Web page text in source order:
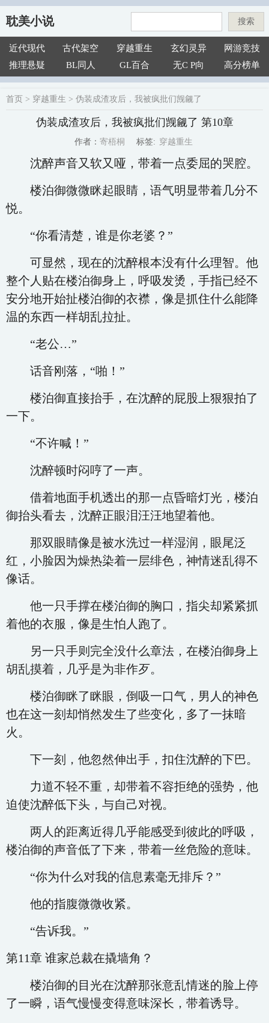
耽美小说 搜索
近代现代 古代架空 穿越重生 玄幻灵异
网游竞技
推理悬疑
BL同人 GL百合 无C P向 高分榜单
首页 > 穿越重生 > 伪装成渣攻后，我被疯批们觊觎了
伪装成渣攻后，我被疯批们觊觎了 第10章
作者： 寄梧桐 标签: 穿越重生
沈醉声音又软又哑，带着一点委屈的哭腔。
楼泊御微微眯起眼睛，语气明显带着几分不
悦。
“你看清楚，谁是你老婆？”
可显然，现在的沈醉根本没有什么理智。他
整个人贴在楼泊御身上，呼吸发烫，手指已经不
安分地开始扯楼泊御的衣襟，像是抓住什么能降
温的东西一样胡乱拉扯。
“老公…”
话音刚落，“啪！”
楼泊御直接抬手，在沈醉的屁股上狠狠拍了
一下。
“不许喊！”
沈醉顿时闷哼了一声。
借着地面手机透出的那一点昏暗灯光，楼泊
御抬头看去，沈醉正眼泪汪汪地望着他。
那双眼睛像是被水洗过一样湿润，眼尾泛
红，小脸因为燥热染着一层绯色，神情迷乱得不
像话。
他一只手撑在楼泊御的胸口，指尖却紧紧抓
着他的衣服，像是生怕人跑了。
另一只手则完全没什么章法，在楼泊御身上
胡乱摸着，几乎是为非作歹。
楼泊御眯了眯眼，倒吸一口气，男人的神色
也在这一刻却悄然发生了些变化，多了一抹暗
火。
下一刻，他忽然伸出手，扣住沈醉的下巴。
力道不轻不重，却带着不容拒绝的强势，他
迫使沈醉低下头，与自己对视。
两人的距离近得几乎能感受到彼此的呼吸，
楼泊御的声音低了下来，带着一丝危险的意味。
“你为什么对我的信息素毫无排斥？”
他的指腹微微收紧。
“告诉我。”
第11章 谁家总裁在撬墙角？
楼泊御的目光在沈醉那张意乱情迷的脸上停
了一瞬，语气慢慢变得意味深长，带着诱导。